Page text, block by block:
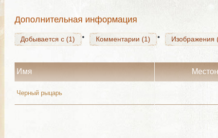
Дополнительная информация
Добывается с (1) Комментарии (1) Изображения
Имя
Черный рыцарь